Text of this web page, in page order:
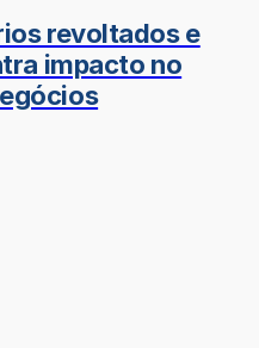
revoltados e
impacto no